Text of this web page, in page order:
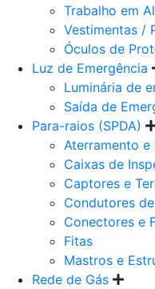
Trabalho em
Vestimentas /
Óculos de
Luz de Emergência
Luminária de
Saída de
Para-raios (SPDA)
Aterramento e
Caixas de
Captores e
Condutores
Conectores e
Fitas
Mastros e
Rede de Gás